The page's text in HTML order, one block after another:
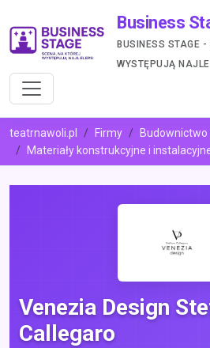
Business
BUSINESS STAGE
WYSTĘPUJĄ
teatrnawoli.pl Firmy
Materiały konstrukcyjne i
Venezia Design
Callegaro